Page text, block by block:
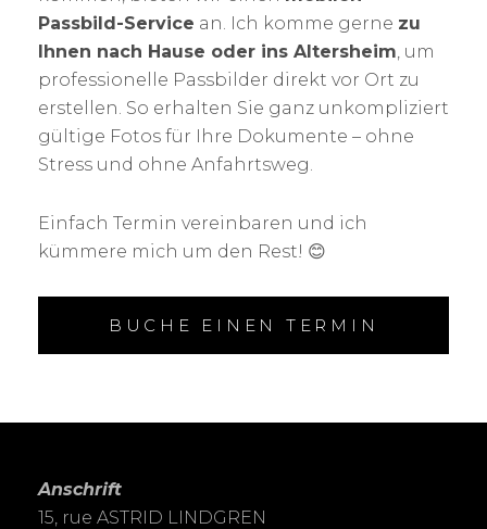
Passbild-Service an. Ich komme gerne zu
Ihnen nach Hause oder ins Altersheim , um
professionelle Passbilder direkt vor Ort zu
erstellen. So erhalten Sie ganz unkompliziert
gültige Fotos für Ihre Dokumente – ohne
Stress und ohne Anfahrtsweg.
Einfach Termin vereinbaren und ich
kümmere mich um den Rest! 😊
BUCHE EINEN TERMIN
Anschrift
15, rue ASTRID LINDGREN